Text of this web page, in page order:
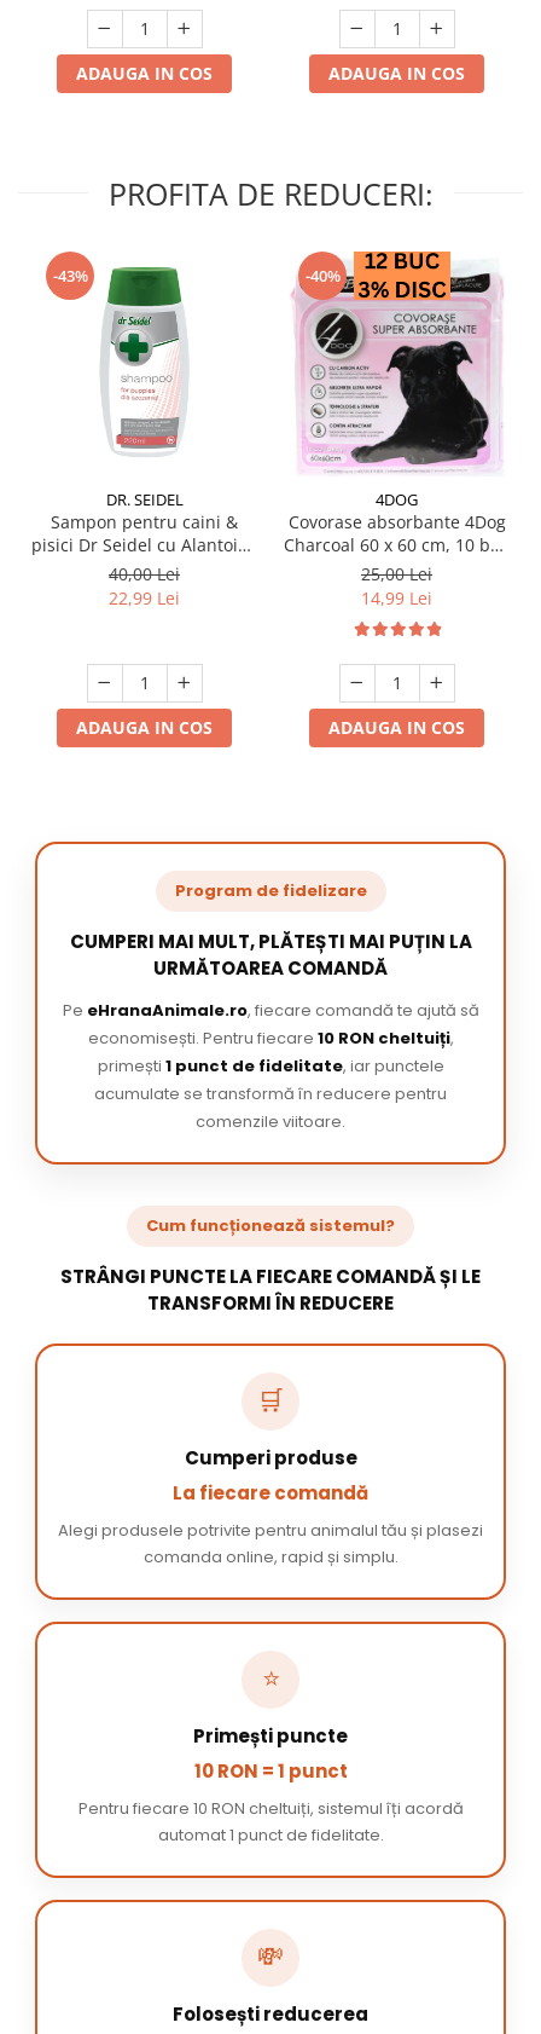
ADAUGA IN COS ADAUGA IN COS
PROFITA DE REDUCERI:
-43%
DR. SEIDEL
Sampon pentru caini &
pisici Dr Seidel cu Alantoina
220 ml
40,00 Lei
22,99 Lei
ADAUGA IN COS
-40%
4DOG
Covorase absorbante 4Dog
Charcoal 60 x 60 cm, 10 buc
/ pachet
25,00 Lei
14,99 Lei
ADAUGA IN COS
Program de fidelizare
CUMPERI MAI MULT, PLĂTEȘTI MAI PUȚIN LA
URMĂTOAREA COMANDĂ
Pe eHranaAnimale.ro, fiecare comandă te ajută să
economisești. Pentru fiecare 10 RON cheltuiți,
primești 1 punct de fidelitate, iar punctele
acumulate se transformă în reducere pentru
comenzile viitoare.
Cum funcționează sistemul?
STRÂNGI PUNCTE LA FIECARE COMANDĂ ȘI LE
TRANSFORMI ÎN REDUCERE
🛒
Cumperi produse
La fiecare comandă
Alegi produsele potrivite pentru animalul tău și plasezi
comanda online, rapid și simplu.
⭐
Primești puncte
10 RON = 1 punct
Pentru fiecare 10 RON cheltuiți, sistemul îți acordă
automat 1 punct de fidelitate.
💸
Folosești reducerea